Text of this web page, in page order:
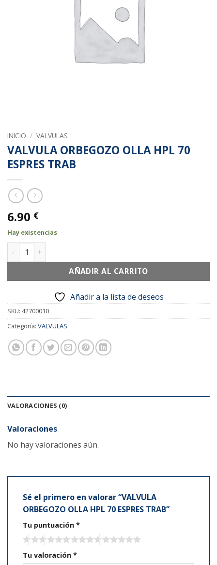
INICIO / VALVULAS
VALVULA ORBEGOZO OLLA HPL 70
ESPRES TRAB
6.90 €
Hay existencias
VALVULA ORBEGOZO OLLA HPL 70 ESPRES TRAB cantidad
AÑADIR AL CARRITO
Añadir a la lista de deseos
SKU: 42700010
Categoría: VALVULAS
VALORACIONES (0)
Valoraciones
No hay valoraciones aún.
Sé el primero en valorar “VALVULA
ORBEGOZO OLLA HPL 70 ESPRES TRAB”
Tu puntuación *
Tu valoración *